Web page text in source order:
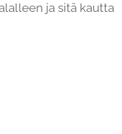
ja sitä kautta